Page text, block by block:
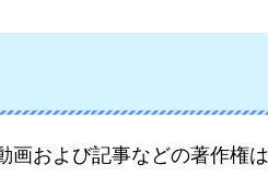
および記事などの著作権